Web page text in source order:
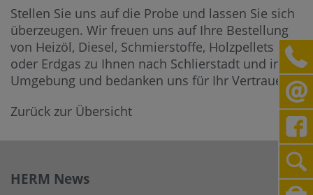
Stellen Sie uns auf die Probe und lassen Sie sich
überzeugen. Wir freuen uns auf Ihre Bestellung
von Heizöl, Diesel, Schmierstoffe, Holzpellets
oder Erdgas zu Ihnen nach Schlierstadt und in die
Umgebung und bedanken uns für Ihr Vertrauen.
Zurück zur Übersicht
HERM News